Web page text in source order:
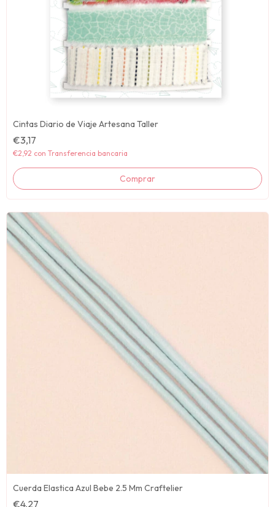
Cintas Diario de Viaje Artesana Taller
€3,17
€2,92 con Transferencia bancaria
Cuerda Elastica Azul Bebe 2.5 Mm Craftelier
€4,27